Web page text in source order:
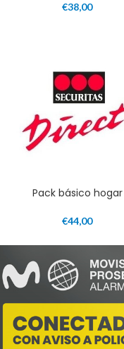
€38,00
Pack básico hogar
€44,00